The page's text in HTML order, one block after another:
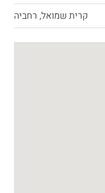
קרית שמואל, רחביה